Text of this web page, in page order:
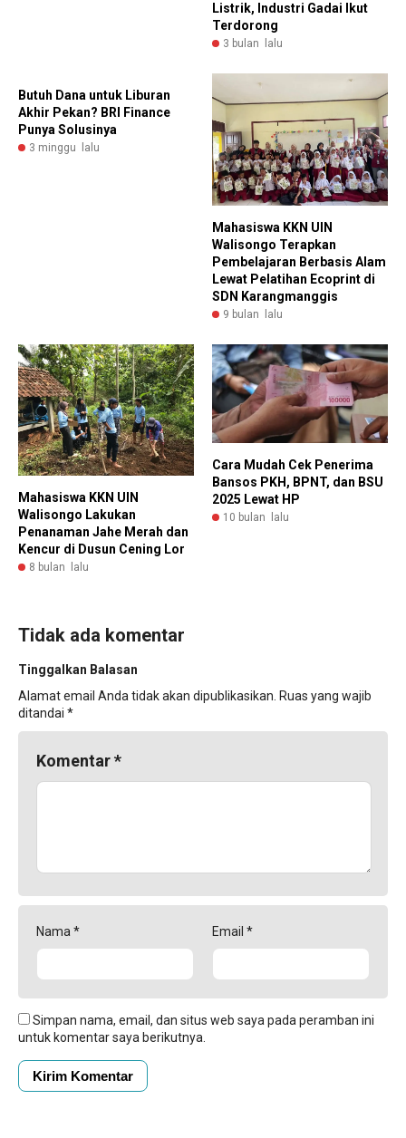
Listrik, Industri Gadai Ikut
Terdorong
3 bulan lalu
Butuh Dana untuk Liburan
Akhir Pekan? BRI Finance
Punya Solusinya
3 minggu lalu
Mahasiswa KKN UIN
Walisongo Terapkan
Pembelajaran Berbasis Alam
Lewat Pelatihan Ecoprint di
SDN Karangmanggis
9 bulan lalu
Mahasiswa KKN UIN
Walisongo Lakukan
Penanaman Jahe Merah dan
Kencur di Dusun Cening Lor
8 bulan lalu
Cara Mudah Cek Penerima
Bansos PKH, BPNT, dan BSU
2025 Lewat HP
10 bulan lalu
Tidak ada komentar
Tinggalkan Balasan
Alamat email Anda tidak akan dipublikasikan. Ruas yang wajib
ditandai *
Komentar*
Nama* Email *
Simpan nama, email, dan situs web saya pada peramban ini
untuk komentar saya berikutnya.